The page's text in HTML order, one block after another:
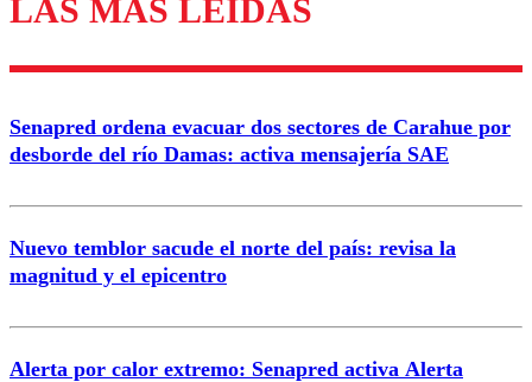
Enviar comentario
LAS MÁS LEÍDAS
Senapred ordena evacuar dos sectores de Carahue por
desborde del río Damas: activa mensajería SAE
Nuevo temblor sacude el norte del país: revisa la
magnitud y el epicentro
Alerta por calor extremo: Senapred activa Alerta